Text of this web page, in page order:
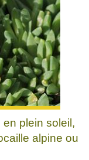
plein soleil,
alpine ou